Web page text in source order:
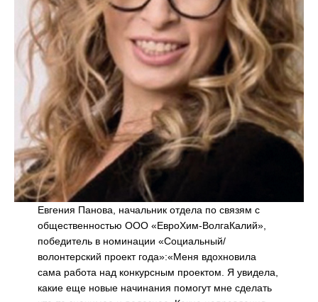
Евгения Панова, начальник отдела по связям с
общественностью ООО «ЕвроХим-ВолгаКалий»,
победитель в номинации «Социальный/
волонтерский проект года»:«Меня вдохновила
сама работа над конкурсным проектом. Я увидела,
какие еще новые начинания помогут мне сделать